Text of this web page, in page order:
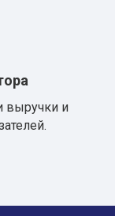
выручки и